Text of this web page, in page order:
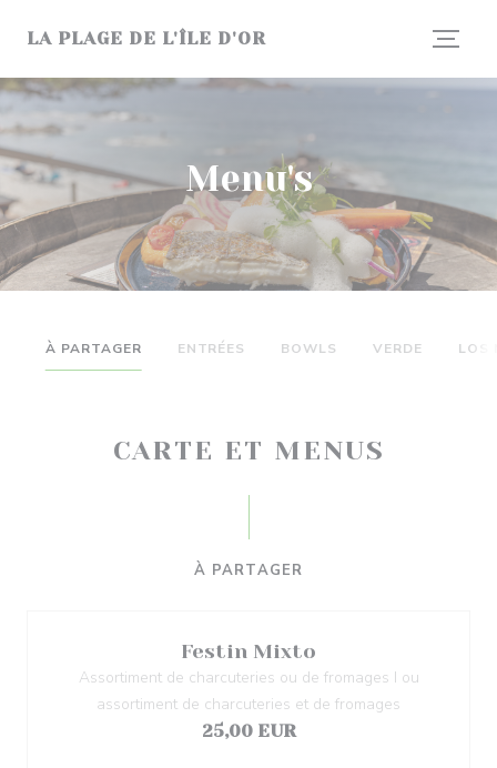
LA PLAGE DE L'ÎLE D'OR
Menu's
À PARTAGER ENTRÉES BOWLS VERDE LOS
CARTE ET MENUS
À PARTAGER
Festin Mixto
Assortiment de charcuteries ou de fromages I ou
assortiment de charcuteries et de fromages
25,00 EUR